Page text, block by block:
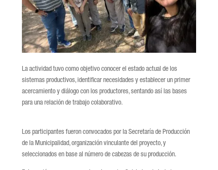
La actividad tuvo como objetivo conocer el estado actual de los
sistemas productivos, identificar necesidades y establecer un primer
acercamiento y diálogo con los productores, sentando así las bases
para una relación de trabajo colaborativo.
Los participantes fueron convocados por la Secretaría de Producción
de la Municipalidad, organización vinculante del proyecto, y
seleccionados en base al número de cabezas de su producción.